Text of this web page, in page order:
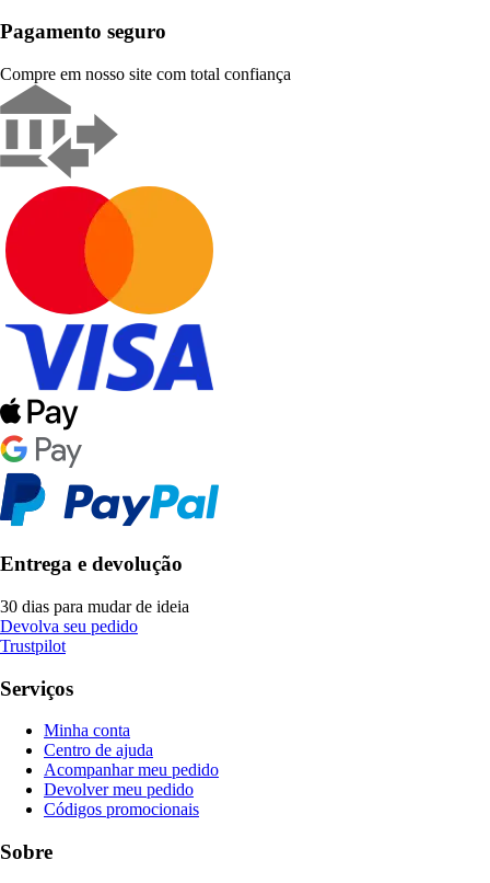
Pagamento seguro
Compre em nosso site com total confiança
Entrega e devolução
30 dias para mudar de ideia
Devolva seu pedido
Trustpilot
Serviços
Minha conta
Centro de ajuda
Acompanhar meu pedido
Devolver meu pedido
Códigos promocionais
Sobre